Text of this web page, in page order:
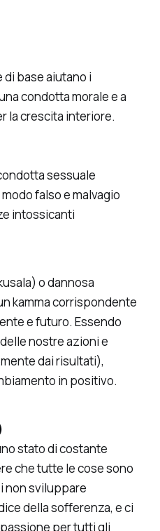
base aiutano i
condotta morale e a
la crescita interiore.
sessuale
falso e malvagio
intossicanti
o dannosa
kamma corrispondente
e futuro. Essendo
nostre azioni e
dai risultati),
in positivo.
stato di costante
che tutte le cose sono
non sviluppare
della sofferenza, e ci
per tutti gli